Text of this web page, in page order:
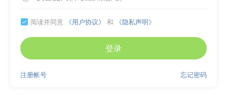
 阅读并同意 《用户协议》 和 《隐私声明》
登录
忘记密码
注册帐号